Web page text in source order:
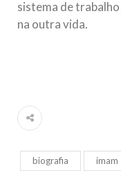
sistema de
na outra vida.
biografia imam